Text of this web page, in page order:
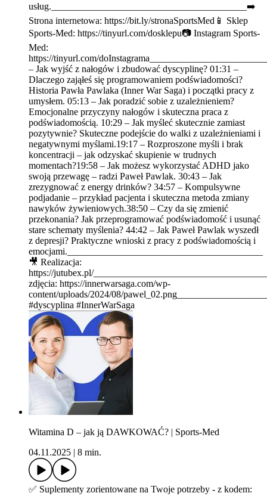
usług._________________________________________➡️
Strona internetowa: https://bit.ly/stronaSportsMed📱 Sklep
Sports-Med: https://tinyurl.com/dosklepu📷 Instagram Sports-
Med:
https://tinyurl.com/
– Jak wyjść z nałogów i zbudować dyscyplinę? 01:31 –
Dlaczego zająłeś się programowaniem podświadomości?
Historia Pawła Pawlaka (Inner War Saga) i początki pracy z
umysłem. 05:13 – Jak poradzić sobie z uzależnieniem?
Emocjonalne przyczyny nałogów i skuteczna praca z
podświadomością. 10:29 – Jak myśleć skutecznie zamiast
pozytywnie? Skuteczne podejście do walki z uzależnieniami i
negatywnymi myślami.19:17 – Rozproszone myśli i brak
koncentracji – jak odzyskać skupienie w trudnych
momentach?19:58 – Jak możesz wykorzystać ADHD jako
swoją przewagę – radzi Paweł Pawlak. 30:43 – Jak
zrezygnować z energy drinków? 34:57 – Kompulsywne
podjadanie – przykład pacjenta i skuteczna metoda zmiany
nawyków żywieniowych.38:50 – Czy da się zmienić
przekonania? Jak przeprogramować podświadomość i usunąć
stare schematy myślenia? 44:42 – Jak Paweł Pawlak wyszedł
z depresji? Praktyczne wnioski z pracy z podświadomością i
emocjami._________________________________________
🎥 Realizacja:
https://jutubex.pl/
zdjęcia: https://innerwarsaga.com/wp-
content/uploads/2024/08/
#dyscyplina #InnerWarSaga
Witamina D – jak ją DAWKOWAĆ? | Sports-Med
04.11.2025
8 min.
✅ Suplementy zorientowane na Twoje potrzeby - z kodem: